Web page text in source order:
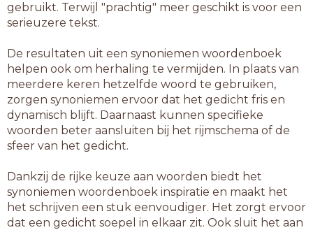
gebruikt. Terwijl "prachtig" meer geschikt is voor een
serieuzere tekst.
De resultaten uit een synoniemen woordenboek
helpen ook om herhaling te vermijden. In plaats van
meerdere keren hetzelfde woord te gebruiken,
zorgen synoniemen ervoor dat het gedicht fris en
dynamisch blijft. Daarnaast kunnen specifieke
woorden beter aansluiten bij het rijmschema of de
sfeer van het gedicht.
Dankzij de rijke keuze aan woorden biedt het
synoniemen woordenboek inspiratie en maakt het
het schrijven een stuk eenvoudiger. Het zorgt ervoor
dat een gedicht soepel in elkaar zit. Ook sluit het aan